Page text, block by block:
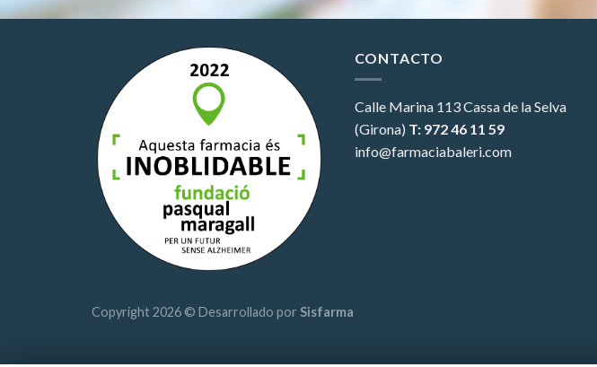
CONTACTO
Calle Marina 113Cassa de la Selva
(Girona) T: 972 46 11 59
info@farmaciabaleri.com
Copyright 2026 © Desarrollado por Sisfarma